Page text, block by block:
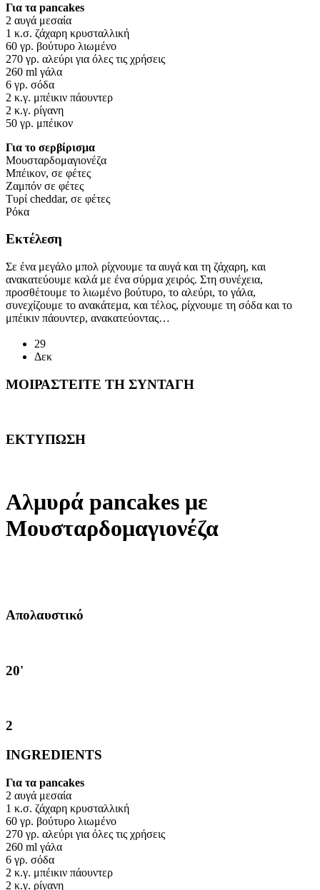
Για τα pancakes
2 αυγά μεσαία
1 κ.σ. ζάχαρη κρυσταλλική
60 γρ. βούτυρο λιωμένο
270 γρ. αλεύρι για όλες τις χρήσεις
260 ml γάλα
6 γρ. σόδα
2 κ.γ. μπέικιν πάουντερ
2 κ.γ. ρίγανη
50 γρ. μπέικον
Για το σερβίρισμα
Μουσταρδομαγιονέζα
Μπέικον, σε φέτες
Ζαμπόν σε φέτες
Τυρί cheddar, σε φέτες
Ρόκα
Εκτέλεση
Σε ένα μεγάλο μπολ ρίχνουμε τα αυγά και τη ζάχαρη, και
ανακατεύουμε καλά με ένα σύρμα χειρός. Στη συνέχεια,
προσθέτουμε το λιωμένο βούτυρο, το αλεύρι, το γάλα,
συνεχίζουμε το ανακάτεμα, και τέλος, ρίχνουμε τη σόδα και το
μπέικιν πάουντερ, ανακατεύοντας…
29
Δεκ
ΜΟΙΡΑΣΤΕΙΤΕ ΤΗ ΣΥΝΤΑΓΗ
ΕΚΤΥΠΩΣΗ
Αλμυρά pancakes με
Μουσταρδομαγιονέζα
Απολαυστικό
20'
2
INGREDIENTS
Για τα pancakes
2 αυγά μεσαία
1 κ.σ. ζάχαρη κρυσταλλική
60 γρ. βούτυρο λιωμένο
270 γρ. αλεύρι για όλες τις χρήσεις
260 ml γάλα
6 γρ. σόδα
2 κ.γ. μπέικιν πάουντερ
2 κ.γ. ρίγανη